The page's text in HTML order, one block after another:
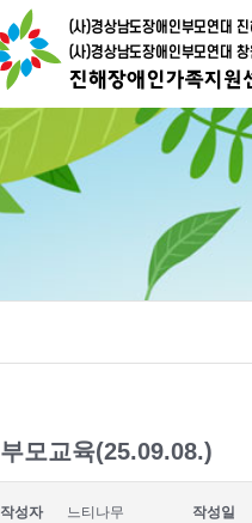
부모교육(25.09.08.)
작성자 느티나무 작성일